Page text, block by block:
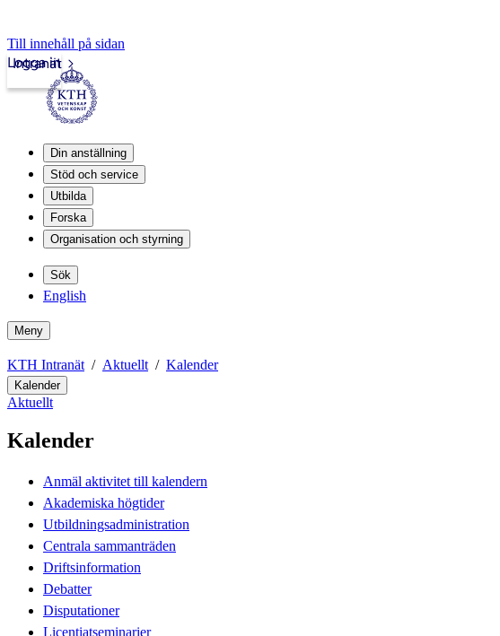
Till innehåll på sidan
Intranät
Logga in
Din anställning
Stöd och service
Utbilda
Forska
Organisation och styrning
Sök
English
Meny
KTH Intranät Aktuellt Kalender
Kalender
Aktuellt
Kalender
Anmäl aktivitet till kalendern
Akademiska högtider
Utbildningsadministration
Centrala sammanträden
Driftsinformation
Debatter
Disputationer
Licentiatseminarier